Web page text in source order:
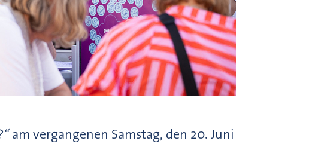
am vergangenen Samstag, den 20. Juni